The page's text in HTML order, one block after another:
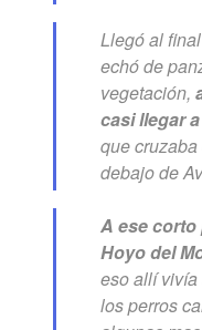
Llegó al
echó de
vegetación,
casi llegar
que
debajo de
A ese corto
Hoyo del
eso allí vivía
los perros